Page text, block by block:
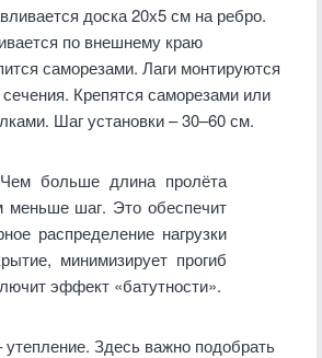
доска 20х5 см на ребро.
по внешнему краю
саморезами. Лаги монтируются
сечения. Крепятся саморезами или
Шаг установки – 30–60 см.
Чем больше длина пролёта
меньше шаг. Это обеспечит
распределение нагрузки
минимизирует прогиб
эффект «батутности».
Здесь важно подобрать